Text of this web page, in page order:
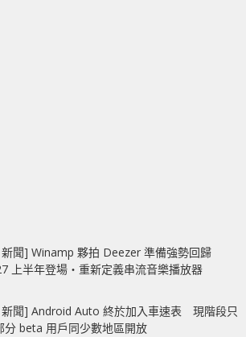
新聞] Winamp 夥拍 Deezer 準備強勢回歸
上半年登場‧重新定義串流音樂播放器
新聞] Android Auto 終於加入車速表 現階段只
分 beta 用戶同少數地區開放